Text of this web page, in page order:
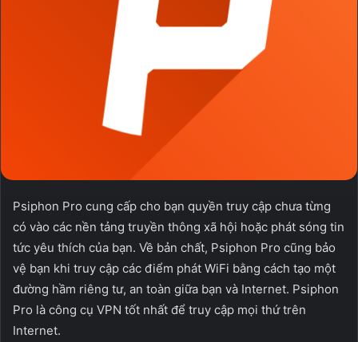
Psiphon Pro cung cấp cho bạn quyền truy cập chưa từng
có vào các nền tảng truyền thông xã hội hoặc phát sóng tin
tức yêu thích của bạn. Về bản chất, Psiphon Pro cũng bảo
vệ bạn khi truy cập các điểm phát WiFi bằng cách tạo một
đường hầm riêng tư, an toàn giữa bạn và Internet. Psiphon
Pro là công cụ VPN tốt nhất để truy cập mọi thứ trên
Internet.